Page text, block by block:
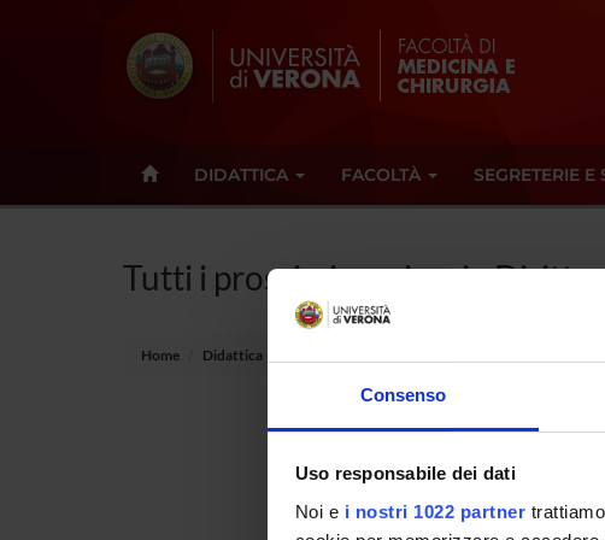
Consenso
Uso responsabile dei dati
Noi e i nostri 1022 partner
DIDATTICA FACOLTÀ SEGRETERIE E
Tutti i prossimi seminari - Diritto
Home Didattica
Non è stato
Tot 0 Seminari